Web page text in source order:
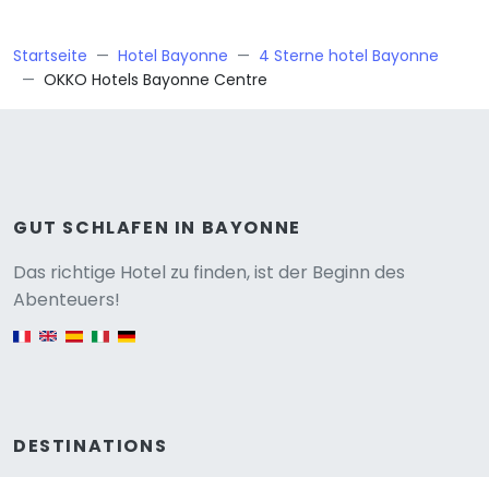
Startseite Hotel Bayonne
4 Sterne hotel Bayonne
OKKO Hotels Bayonne Centre
GUT SCHLAFEN IN BAYONNE
Das richtige Hotel zu finden, ist der Beginn des
Abenteuers!
English version
DESTINATIONS